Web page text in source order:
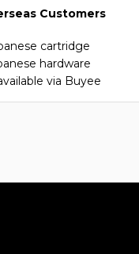
Customers
cartridge
hardware
via Buyee